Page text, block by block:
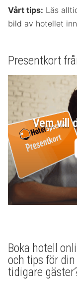
Vårt tips: Läs
bild av hotellet
Presentkort
Vem vill
Boka hotell
och tips för
tidigare